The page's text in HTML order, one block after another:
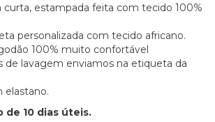
curta, estampada feita com tecido 100%
personalizada com tecido africano.
100% muito confortável
de lavagem enviamos na etiqueta da
elastano.
de 10 dias úteis.